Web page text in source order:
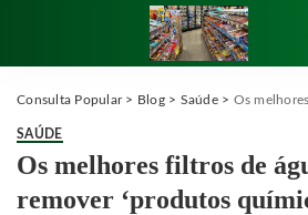
Consulta Popular> Blog> Saúde> Os melhores filtros de
SAÚDE
Os melhores filtros de
remover ‘produtos